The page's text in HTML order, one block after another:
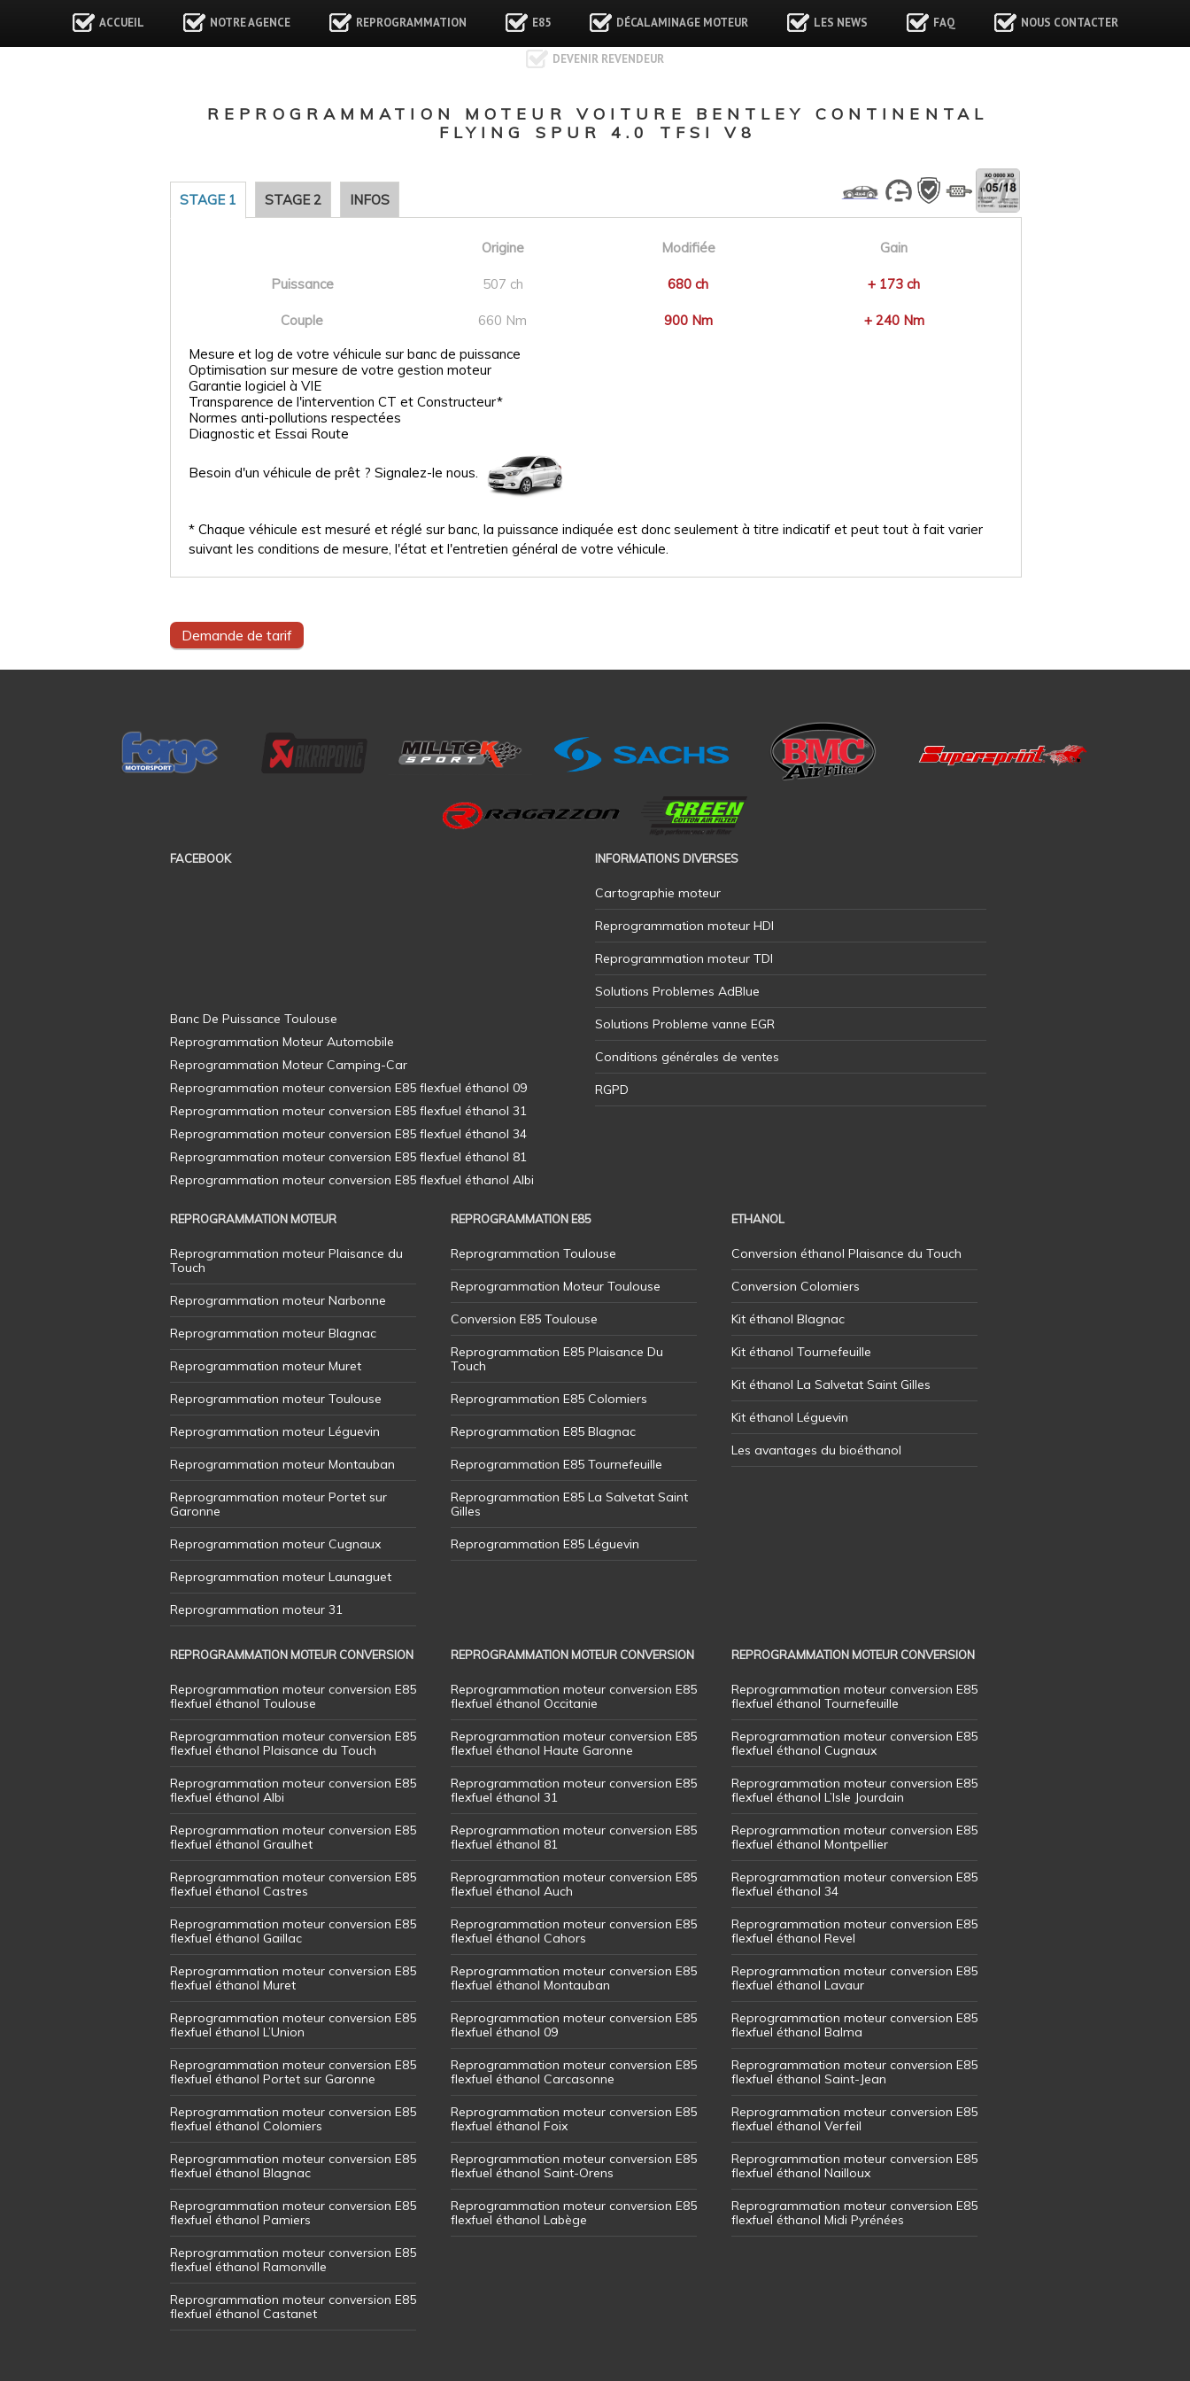
ACCUEIL NOTRE AGENCE REPROGRAMMATION E85 DÉCALAMINAGE MOTEUR LES NEWS FAQ NOUS CONTACTER
DEVENIR REVENDEUR
REPROGRAMMATION MOTEUR VOITURE BENTLEY CONTINENTAL
FLYING SPUR 4.0 TFSI V8
STAGE 1 STAGE 2 INFOS
Origine Modifiée Gain
Puissance 507 ch 680 ch + 173 ch
Couple 660 Nm 900 Nm
+ 240 Nm
Mesure et log de votre véhicule sur banc de puissance
Optimisation sur mesure de votre gestion moteur
Garantie logiciel à VIE
Transparence de l'intervention CT et Constructeur*
Normes anti-pollutions respectées
Diagnostic et Essai Route
Besoin d'un véhicule de prêt ? Signalez-le nous.
* Chaque véhicule est mesuré et réglé sur banc, la puissance indiquée est donc seulement à titre indicatif et peut tout à fait varier
suivant les conditions de mesure, l'état et l'entretien général de votre véhicule.
Demande de tarif
FACEBOOK INFORMATIONS DIVERSES
Cartographie moteur
Reprogrammation moteur HDI
Reprogrammation moteur TDI
Solutions Problemes AdBlue
Solutions Probleme vanne EGR
Conditions générales de ventes
RGPD
REPROGRAMMATION MOTEUR
Reprogrammation moteur Plaisance du
Touch
Reprogrammation moteur Narbonne
Reprogrammation moteur Blagnac
Reprogrammation moteur Muret
Reprogrammation moteur Toulouse
Reprogrammation moteur Léguevin
Reprogrammation moteur Montauban
Reprogrammation moteur Portet sur
Garonne
Reprogrammation moteur Cugnaux
Reprogrammation moteur Launaguet
Reprogrammation moteur 31
REPROGRAMMATION E85
Reprogrammation Toulouse
Reprogrammation Moteur Toulouse
Conversion E85 Toulouse
Reprogrammation E85 Plaisance Du
Touch
Reprogrammation E85 Colomiers
Reprogrammation E85 Blagnac
Reprogrammation E85 Tournefeuille
Reprogrammation E85 La Salvetat Saint
Gilles
Reprogrammation E85 Léguevin
ETHANOL
Conversion éthanol Plaisance du Touch
Conversion Colomiers
Kit éthanol Blagnac
Kit éthanol Tournefeuille
Kit éthanol La Salvetat Saint Gilles
Kit éthanol Léguevin
Les avantages du bioéthanol
REPROGRAMMATION MOTEUR CONVERSION
Reprogrammation moteur conversion E85
flexfuel éthanol Toulouse
Reprogrammation moteur conversion E85
flexfuel éthanol Plaisance du Touch
Reprogrammation moteur conversion E85
flexfuel éthanol Albi
Reprogrammation moteur conversion E85
flexfuel éthanol Graulhet
Reprogrammation moteur conversion E85
flexfuel éthanol Castres
Reprogrammation moteur conversion E85
flexfuel éthanol Gaillac
Reprogrammation moteur conversion E85
flexfuel éthanol Muret
Reprogrammation moteur conversion E85
flexfuel éthanol L’Union
Reprogrammation moteur conversion E85
flexfuel éthanol Portet sur Garonne
Reprogrammation moteur conversion E85
flexfuel éthanol Colomiers
Reprogrammation moteur conversion E85
flexfuel éthanol Blagnac
Reprogrammation moteur conversion E85
flexfuel éthanol Pamiers
Reprogrammation moteur conversion E85
flexfuel éthanol Ramonville
Reprogrammation moteur conversion E85
flexfuel éthanol Castanet
REPROGRAMMATION MOTEUR CONVERSION
Reprogrammation moteur conversion E85
flexfuel éthanol Occitanie
Reprogrammation moteur conversion E85
flexfuel éthanol Haute Garonne
Reprogrammation moteur conversion E85
flexfuel éthanol 31
Reprogrammation moteur conversion E85
flexfuel éthanol 81
Reprogrammation moteur conversion E85
flexfuel éthanol Auch
Reprogrammation moteur conversion E85
flexfuel éthanol Cahors
Reprogrammation moteur conversion E85
flexfuel éthanol Montauban
Reprogrammation moteur conversion E85
flexfuel éthanol 09
Reprogrammation moteur conversion E85
flexfuel éthanol Carcasonne
Reprogrammation moteur conversion E85
flexfuel éthanol Foix
Reprogrammation moteur conversion E85
flexfuel éthanol Saint-Orens
Reprogrammation moteur conversion E85
flexfuel éthanol Labège
REPROGRAMMATION MOTEUR CONVERSION
Reprogrammation moteur conversion E85
flexfuel éthanol Tournefeuille
Reprogrammation moteur conversion E85
flexfuel éthanol Cugnaux
Reprogrammation moteur conversion E85
flexfuel éthanol L’Isle Jourdain
Reprogrammation moteur conversion E85
flexfuel éthanol Montpellier
Reprogrammation moteur conversion E85
flexfuel éthanol 34
Reprogrammation moteur conversion E85
flexfuel éthanol Revel
Reprogrammation moteur conversion E85
flexfuel éthanol Lavaur
Reprogrammation moteur conversion E85
flexfuel éthanol Balma
Reprogrammation moteur conversion E85
flexfuel éthanol Saint-Jean
Reprogrammation moteur conversion E85
flexfuel éthanol Verfeil
Reprogrammation moteur conversion E85
flexfuel éthanol Nailloux
Reprogrammation moteur conversion E85
flexfuel éthanol Midi Pyrénées
Banc De Puissance Toulouse
Reprogrammation Moteur Automobile
Reprogrammation Moteur Camping-Car
Reprogrammation moteur conversion E85 flexfuel éthanol 09
Reprogrammation moteur conversion E85 flexfuel éthanol 31
Reprogrammation moteur conversion E85 flexfuel éthanol 34
Reprogrammation moteur conversion E85 flexfuel éthanol 81
Reprogrammation moteur conversion E85 flexfuel éthanol Albi